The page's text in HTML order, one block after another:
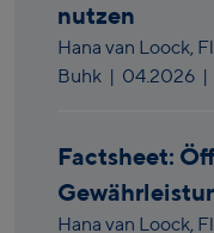
nutzen
Hana van Loock,
Buhk | 04.2026 |
Factsheet:
Hana van Loock,